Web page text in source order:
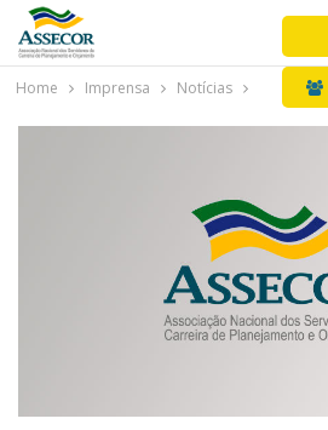
Home Imprensa Notícias